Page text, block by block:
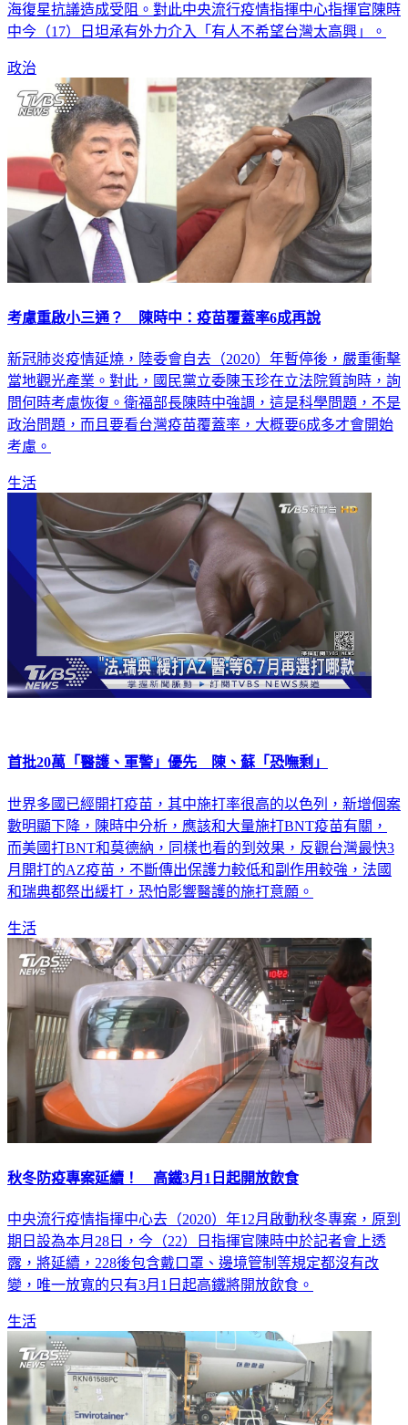
海復星抗議造成受阻。對此中央流行疫情指揮中心指揮官陳時
中今（17）日坦承有外力介入「有人不希望台灣太高興」。
政治
考慮重啟小三通？ 陳時中：疫苗覆蓋率6成再說
新冠肺炎疫情延燒，陸委會自去（2020）年暫停後，嚴重衝擊
當地觀光產業。對此，國民黨立委陳玉珍在立法院質詢時，詢
問何時考慮恢復。衛福部長陳時中強調，這是科學問題，不是
政治問題，而且要看台灣疫苗覆蓋率，大概要6成多才會開始
考慮。
生活
首批20萬「醫護、軍警」優先 陳、蘇「恐嘸剩」
世界多國已經開打疫苗，其中施打率很高的以色列，新增個案
數明顯下降，陳時中分析，應該和大量施打BNT疫苗有關，
而美國打BNT和莫德納，同樣也看的到效果，反觀台灣最快3
月開打的AZ疫苗，不斷傳出保護力較低和副作用較強，法國
和瑞典都祭出緩打，恐怕影響醫護的施打意願。
生活
秋冬防疫專案延續！ 高鐵3月1日起開放飲食
中央流行疫情指揮中心去（2020）年12月啟動秋冬專案，原到
期日設為本月28日，今（22）日指揮官陳時中於記者會上透
露，將延續，228後包含戴口罩、邊境管制等規定都沒有改
變，唯一放寬的只有3月1日起高鐵將開放飲食。
生活